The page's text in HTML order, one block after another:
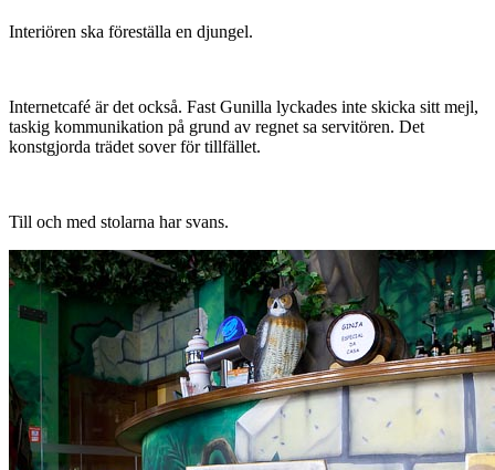
Interiören ska föreställa en djungel.
Internetcafé är det också. Fast Gunilla lyckades inte skicka sitt mejl,
taskig kommunikation på grund av regnet sa servitören. Det
konstgjorda trädet sover för tillfället.
Till och med stolarna har svans.